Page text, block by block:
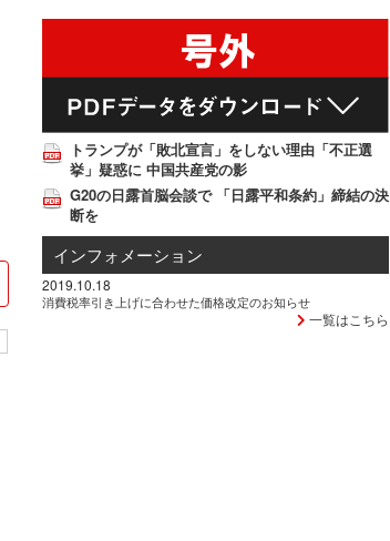
トランプが「敗北宣言」をしない理由「不正選
挙」疑惑に 中国共産党の影
G20の日露首脳会談で 「日露平和条約」締結の決
断を
インフォメーション
2019.10.18
消費税率引き上げに合わせた価格改定のお知らせ
一覧はこちら